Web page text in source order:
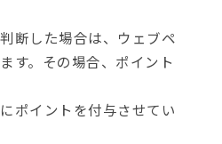
断した場合は、ウェブペ
す。その場合、ポイント
ポイントを付与させてい